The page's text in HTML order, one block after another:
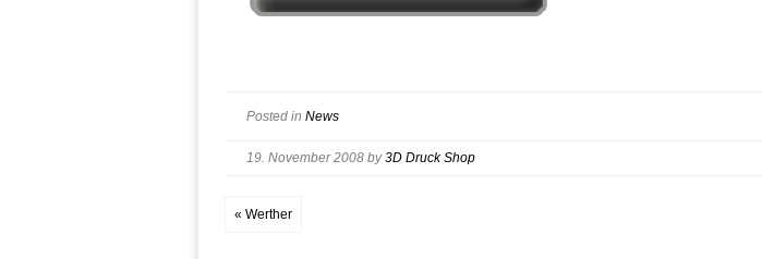
Posted in News
19. November 2008 by3D Druck Shop
« Werther